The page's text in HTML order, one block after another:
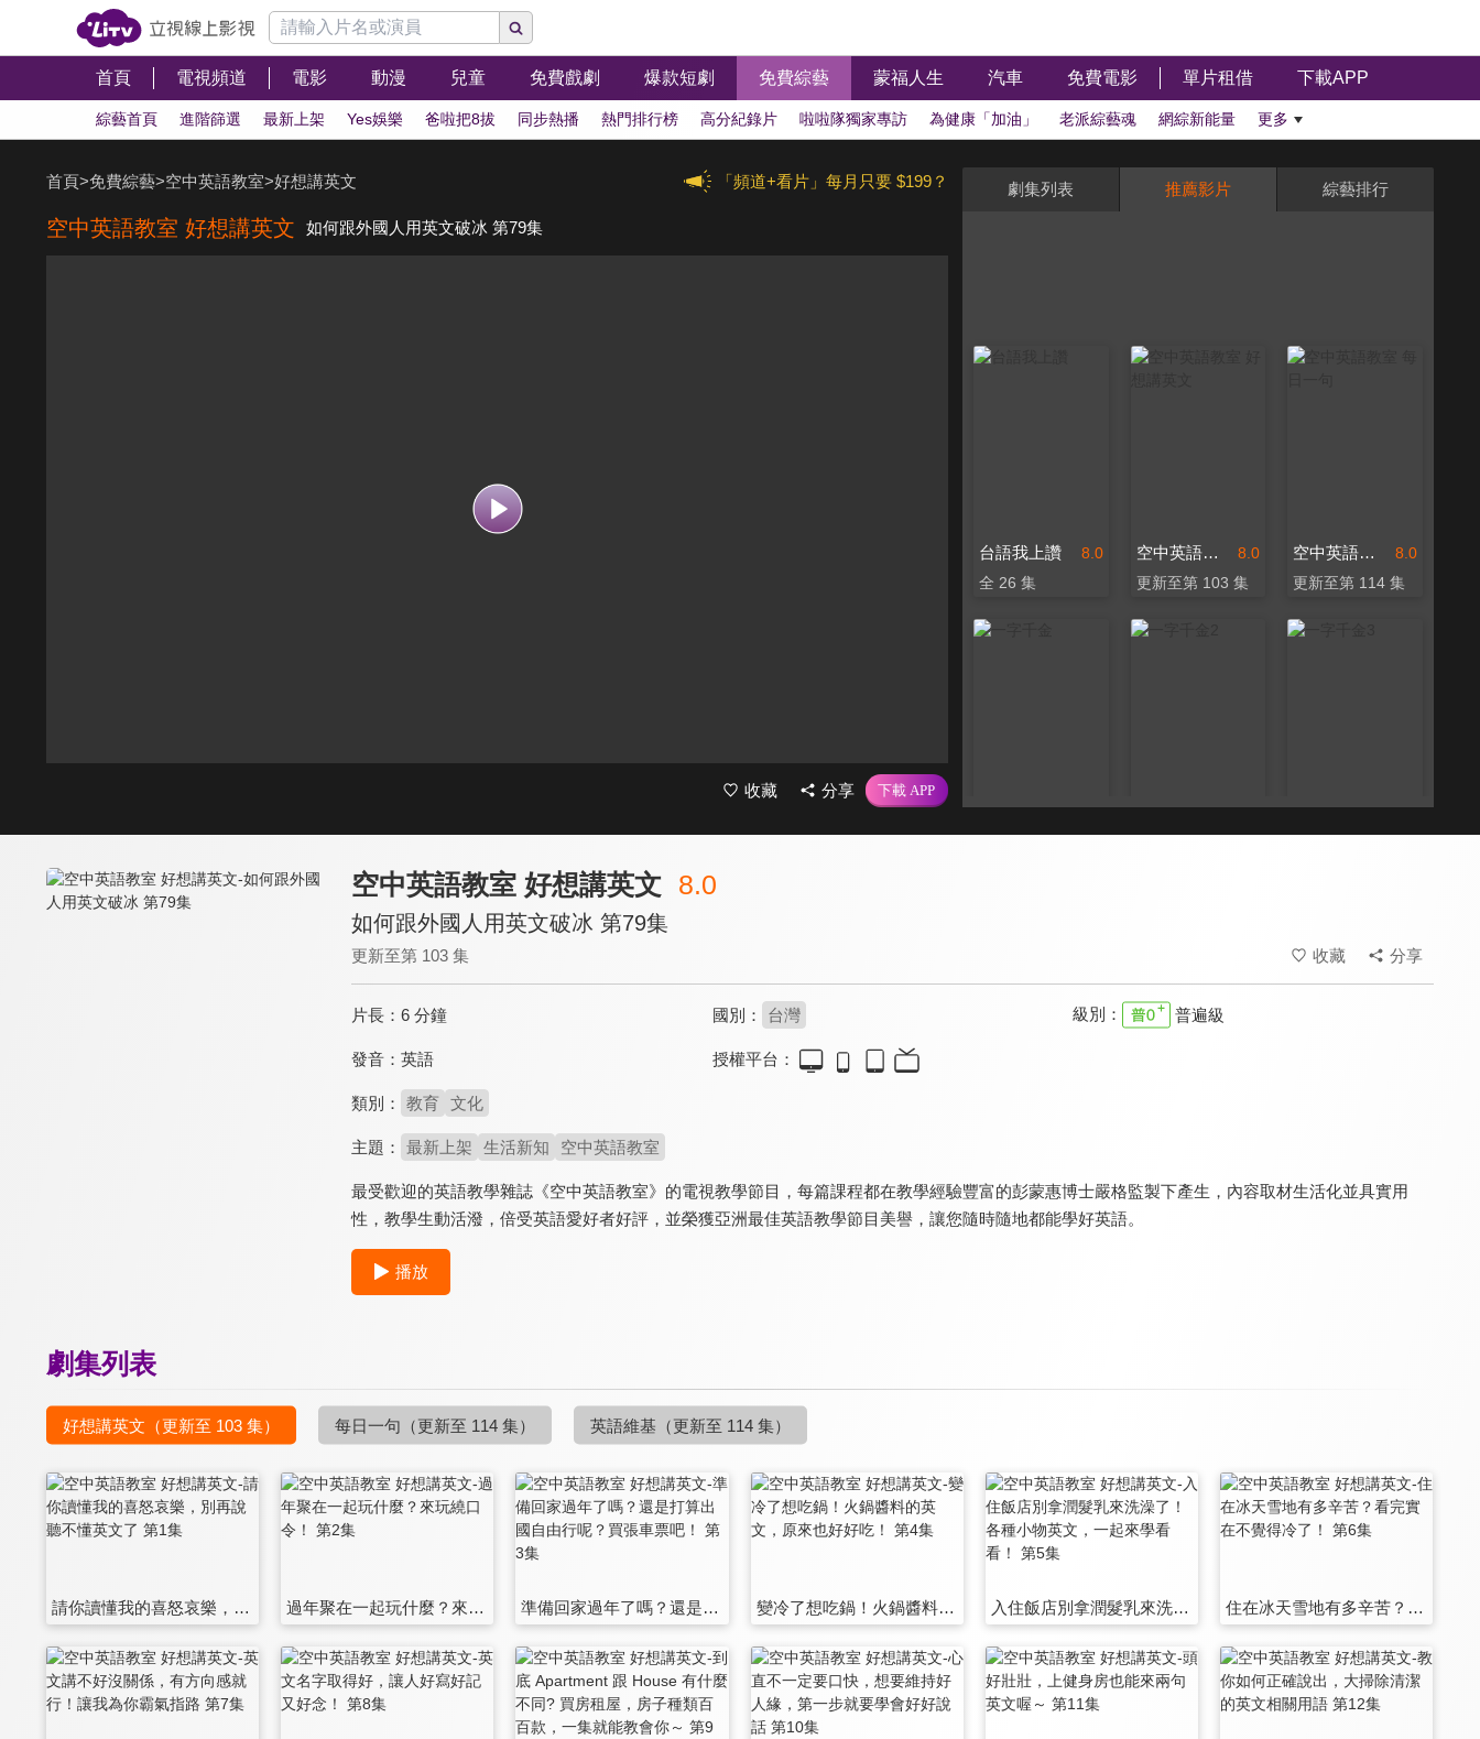
首頁 電視頻道 電影 動漫 兒童 免費戲劇 爆款短劇 免費綜藝 蒙福人生 汽車 免費電影 單片租借 下載APP
綜藝首頁 進階篩選 最新上架 Yes娛樂 爸啦把8拔 同步熱播 熱門排行榜 高分紀錄片 啦啦隊獨家專訪 為健康「加油」 老派綜藝魂 網綜新能量 更多
「頻道+看片」每月只要 $199？
首頁>免費綜藝>空中英語教室>好想講英文
空中英語教室 好想講英文 如何跟外國人用英文破冰 第79集
收藏 分享
劇集列表 推薦影片 綜藝排行
8.0
台語我上讚
全 26 集
8.0
空中英語教室 好想講英文
更新至第 103 集
8.0
空中英語教室 每日一句
更新至第 114 集
空中英語教室 好想講英文 8.0
如何跟外國人用英文破冰 第79集
更新至第 103 集 收藏 分享
片長： 6 分鐘 國別： 台灣 級別： 普遍級
發音： 英語 授權平台：
類別： 教育 文化
主題： 最新上架 生活新知 空中英語教室
最受歡迎的英語教學雜誌《空中英語教室》的電視教學節目，每篇課程都在教學經驗豐富的彭蒙惠博士嚴格監製下產生，內容取材生活化並具實用
性，教學生動活潑，倍受英語愛好者好評，並榮獲亞洲最佳英語教學節目美譽，讓您隨時隨地都能學好英語。
播放
劇集列表
好想講英文 （更新至 103 集） 每日一句 （更新至 114 集） 英語維基 （更新至 114 集）
請你讀懂我的喜怒哀樂，別再說聽不懂英文了 第1集 過年聚在一起玩什麼？來玩繞口令！ 第2集 準備回家過年了嗎？還是打算出國自由行呢？買張車票吧！ 第3集 變冷了想吃鍋！火鍋醬料的英文，原來也好好吃！ 第4集 入住飯店別拿潤髮乳來洗澡了！各種小物英文，一起來學看看！ 第5集 住在冰天雪地有多辛苦？看完實在不覺得冷了！ 第6集